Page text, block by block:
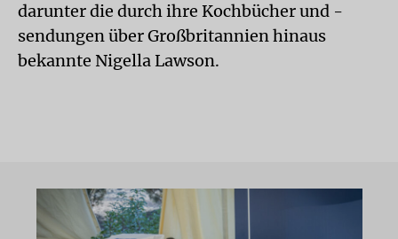
darunter die durch ihre Kochbücher und -
sendungen über Großbritannien hinaus
bekannte Nigella Lawson.